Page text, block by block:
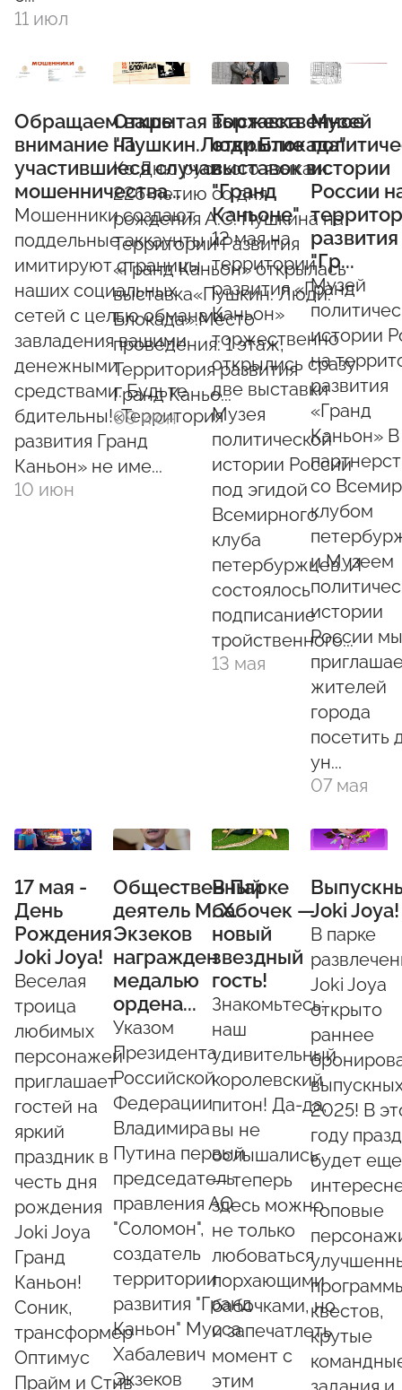
11 июл
Обращаем ваше
внимание на
участившиеся случаи
мошенничества...
Мошенники создают
поддельные аккаунты и
имитируют страницы
наших социальных
сетей с целью обмана и
завладения вашими
денежными
средствами. ️Будьте
бдительны!️«Территория
развития Гранд
Каньон» не име...
10 июн
Открытая выставка
"Пушкин.Люди.Блокада"
Ко Дню русского языка и
226-летию со дня
рождения А.С. Пушкина на
Территории Развития
«Гранд Каньон» открылась
выставка«Пушкин. Люди.
Блокада».Место
проведения: 1 этаж,
Территория развития
Гранд Каньо...
09 июн
Торжественное
открытие
выставок в
"Гранд
Каньоне"
12 мая на
территории
развития «Гранд
Каньон»
торжественно
открылись сразу
две выставки
Музея
политической
истории России
под эгидой
Всемирного
клуба
петербуржцев. И
состоялось
подписание
тройственного...
13 мая
Музей
истории
России
развития
"Гр...
Музей
истории
на
развития
«Гранд
Каньон» В
со
клубом
и Музеем
истории
России мы
жителей
города
посетить
ун...
07 мая
17 мая -
День
Рождения
Joki Joya!
Веселая
троица
любимых
персонажей
приглашает
гостей на
яркий
праздник в
честь дня
рождения
Joki Joya
Гранд
Каньон!
Соник,
трансформер
Оптимус
Прайм и Стив
Общественный
деятель М. Х.
Экзеков
награжден
медалью
ордена...
Указом
Президента
Российской
Федерации
Владимира
Путина первый
председатель
правления АО
"Соломон",
создатель
территории
развития "Гранд
Каньон" Мусса
Хабалевич
Экзеков
В Парке
бабочек —
новый
звездный
гость!
Знакомьтесь:
наш
удивительный
королевский
питон! Да-да,
вы не
ослышались
— теперь
здесь можно
не только
любоваться
порхающими
бабочками, но
и запечатлеть
момент с
этим
Joki Joya!
В парке
Joki Joya
открыто
раннее
2025! В
году
будет еще
топовые
квестов,
крутые